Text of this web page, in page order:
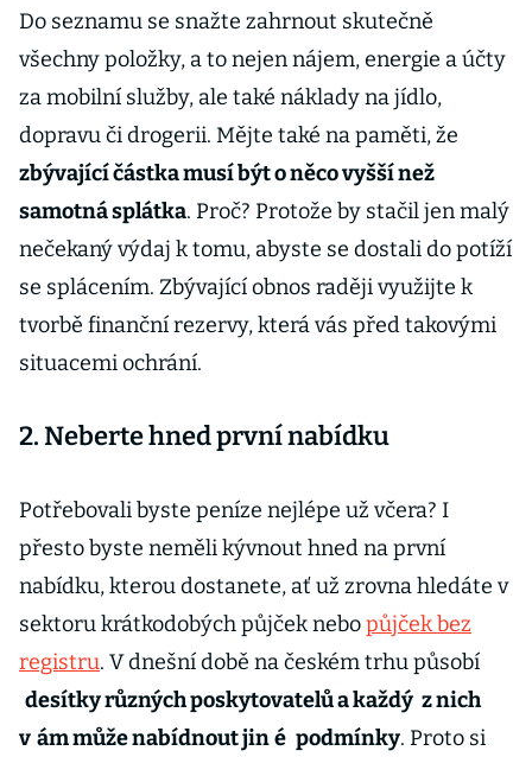
Do seznamu se snažte zahrnout skutečně
všechny položky, a to nejen nájem, energie a účty
za mobilní služby, ale také náklady na jídlo,
dopravu či drogerii. Mějte také na paměti, že
zbývající částka musí být o něco vyšší než
samotná splátka. Proč? Protože by stačil jen malý
nečekaný výdaj k tomu, abyste se dostali do potíží
se splácením. Zbývající obnos raději využijte k
tvorbě finanční rezervy, která vás před takovými
situacemi ochrání.
2. Neberte hned první nabídku
Potřebovali byste peníze nejlépe už včera? I
přesto byste neměli kývnout hned na první
nabídku, kterou dostanete, ať už zrovna hledáte v
sektoru krátkodobých půjček nebopůjček bez
registru. V dnešní době na českém trhu působí
desítky různých poskytovatelů a každý z nich
v ám může nabídnout jin é podmínky. Proto si